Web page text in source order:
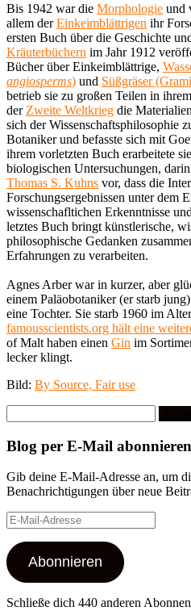
Bis 1942 war die Morphologie und
allem derEinkeimblättrigen ihr
ersten Buch über die Geschichte
Kräuterbüchern im Jahr 1912
Bücher über Einkeimblättrige,
angiosperms) und Süßgräser
betrieb sie zu großen Teilen in
der Zweite Weltkrieg die
sich der Wissenschaftsphilosophie
Botaniker und befasste sich mit
ihrem vorletzten Buch erarbeitete
biologischen Untersuchungen,
Thomas S. Kuhns vor, dass die
Forschungsergebnissen unter dem
wissenschafltichen Erkenntnisse
letztes Buch bringt künstlerische,
philosophische Gedanken
Erfahrungen zu verarbeiten.
Agnes Arber war in kurzer, aber
einem Paläobotaniker (er starb
eine Tochter. Sie starb 1960 im
famousscientists.org hält eine
of Malt haben einen Gin im
lecker klingt.
Bild: By Source, Fair use
nach:
Blog per E-Mail abonnieren
Gib deine E-Mail-Adresse an, um
Benachrichtigungen über neue
E-
Mail-
Adresse
Abonnieren
Schließe dich 440 anderen